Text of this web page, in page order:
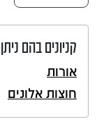
קניונים בהם
אורות
חוצות אלונים